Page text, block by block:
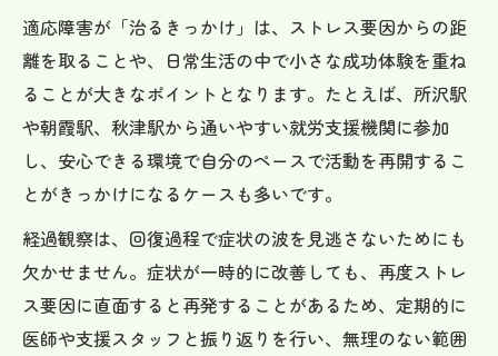
適応障害が「治るきっかけ」は、ストレス要因からの距
離を取ることや、日常生活の中で小さな成功体験を重ね
ることが大きなポイントとなります。たとえば、所沢駅
や朝霞駅、秋津駅から通いやすい就労支援機関に参加
し、安心できる環境で自分のペースで活動を再開するこ
とがきっかけになるケースも多いです。
経過観察は、回復過程で症状の波を見逃さないためにも
欠かせません。症状が一時的に改善しても、再度ストレ
ス要因に直面すると再発することがあるため、定期的に
医師や支援スタッフと振り返りを行い、無理のない範囲